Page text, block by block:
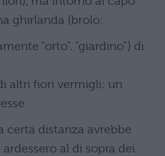
ghirlanda (brolo:
“orto”. “giardino”) di
altri fiori vermigli: un
certa distanza avrebbe
al di sopra dei